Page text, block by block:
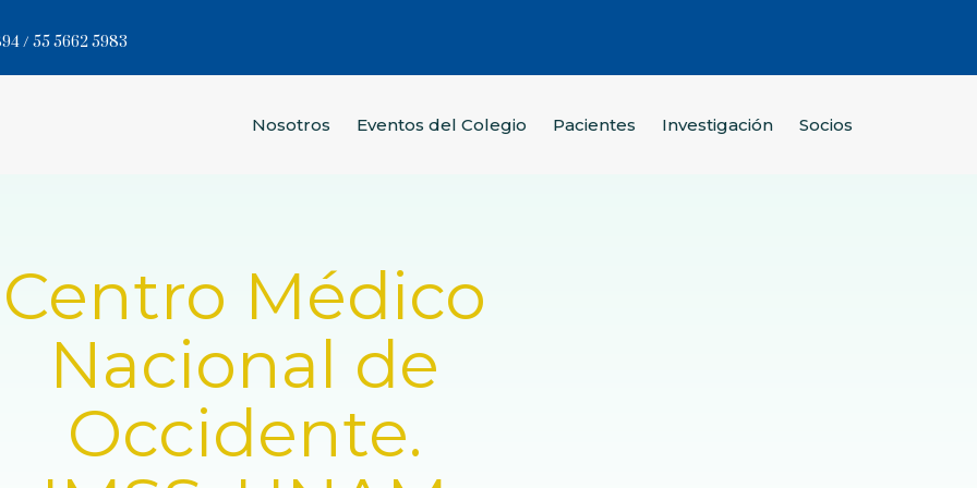
/ 55 5662 5983
Nosotros Eventos del Colegio Pacientes Investigación Socios
Centro Médico
Nacional de
Occidente.